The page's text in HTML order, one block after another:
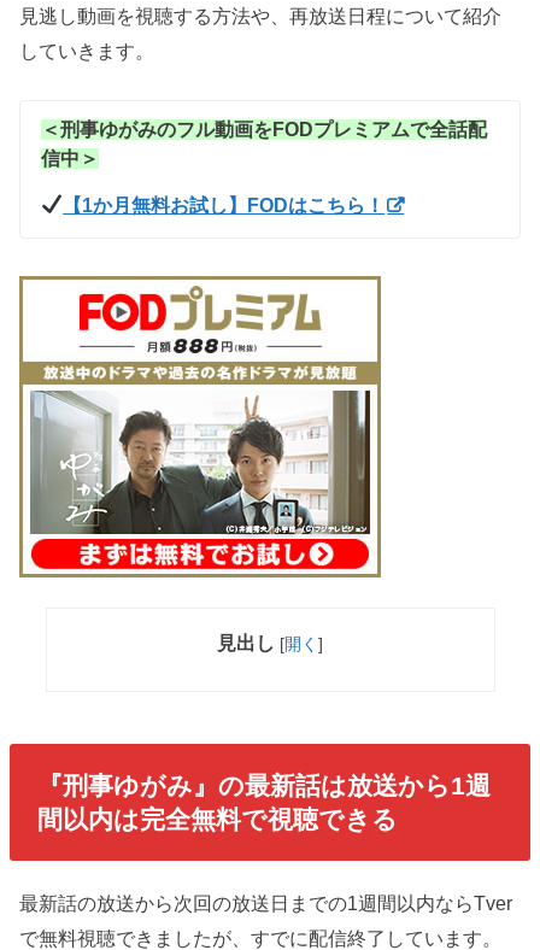
見逃し動画を視聴する方法や、再放送日程について紹介
していきます。
＜刑事ゆがみのフル動画をFODプレミアムで全話配
信中＞
【1か月無料お試し】FODはこちら！
見出し [開く ]
『刑事ゆがみ』の最新話は放送から1週
間以内は完全無料で視聴できる
最新話の放送から次回の放送日までの1週間以内ならTver
で無料視聴できましたが、すでに配信終了しています。